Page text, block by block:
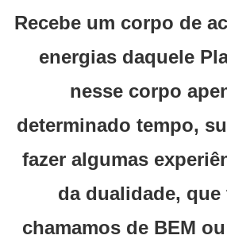
Recebe um corpo de
energias daquele
nesse corpo
determinado tempo,
fazer algumas
da dualidade, que
chamamos de BEM